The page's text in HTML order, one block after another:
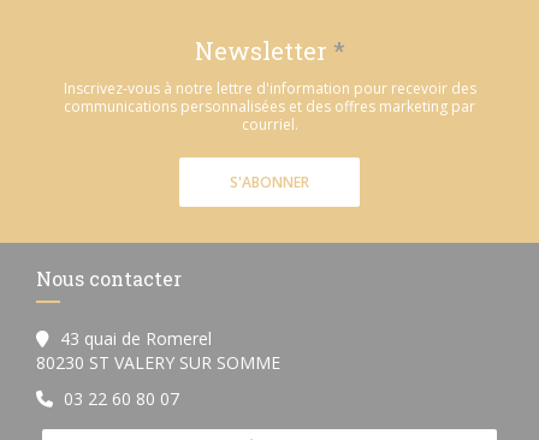
Newsletter *
Inscrivez-vous à notre lettre d'information pour recevoir des
communications personnalisées et des offres marketing par
courriel.
S'ABONNER
Nous contacter
43 quai de Romerel
80230 ST VALERY SUR SOMME((ouvre une nouvelle fenêtre))
03 22 60 80 07